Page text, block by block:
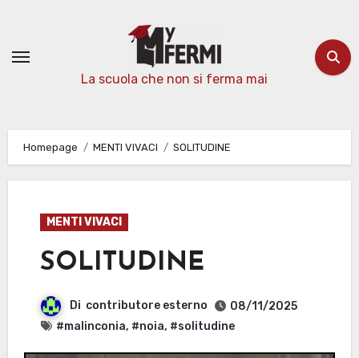
contenuto
La scuola che non si ferma mai
Homepage MENTI VIVACI SOLITUDINE
MENTI VIVACI
SOLITUDINE
Di contributore esterno
08/11/2025
#malinconia, #noia, #solitudine